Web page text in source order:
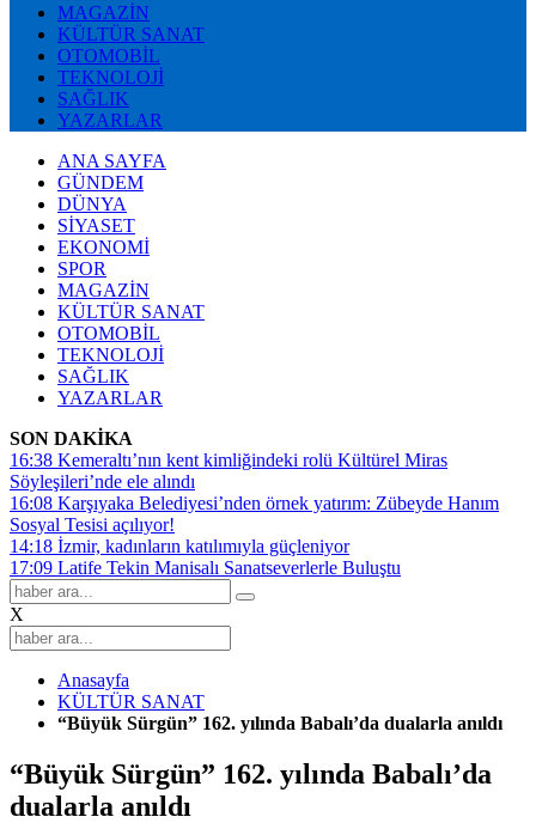
MAGAZİN
KÜLTÜR SANAT
OTOMOBİL
TEKNOLOJİ
SAĞLIK
YAZARLAR
ANA SAYFA
GÜNDEM
DÜNYA
SİYASET
EKONOMİ
SPOR
MAGAZİN
KÜLTÜR SANAT
OTOMOBİL
TEKNOLOJİ
SAĞLIK
YAZARLAR
SON DAKİKA
16:38 Kemeraltı’nın kent kimliğindeki rolü Kültürel Miras
Söyleşileri’nde ele alındı
16:08 Karşıyaka Belediyesi’nden örnek yatırım: Zübeyde Hanım
Sosyal Tesisi açılıyor!
14:18 İzmir, kadınların katılımıyla güçleniyor
17:09 Latife Tekin Manisalı Sanatseverlerle Buluştu
X
Anasayfa
KÜLTÜR SANAT
“Büyük Sürgün” 162. yılında Babalı’da dualarla anıldı
“Büyük Sürgün” 162. yılında Babalı’da
dualarla anıldı